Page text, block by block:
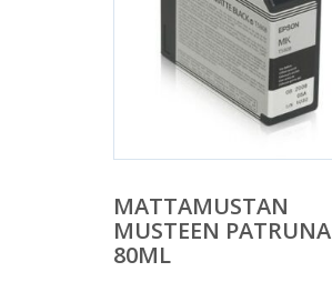
MATTAMUSTAN
MUSTEEN PATRUNA
80ML